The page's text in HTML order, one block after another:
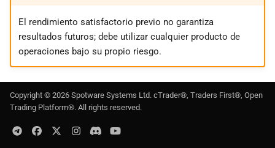
El rendimiento satisfactorio previo no garantiza
resultados futuros; debe utilizar cualquier producto de
operaciones bajo su propio riesgo.
Copyright © 2026 Spotware Systems Ltd. cTrader®, Traders First®, Open
Trading Platform®. All rights reserved.